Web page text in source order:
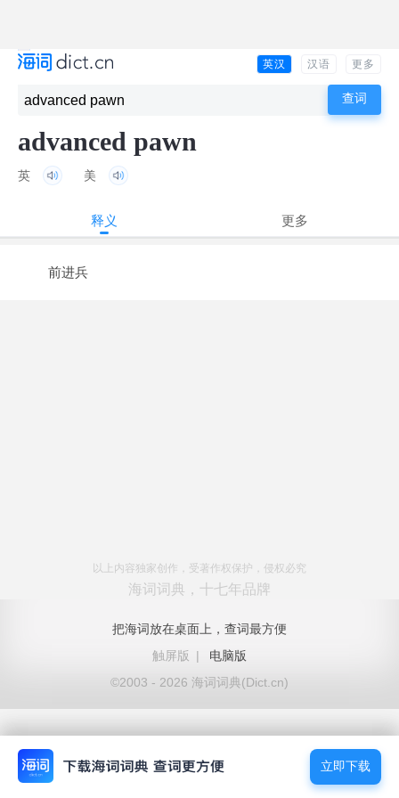
英汉 汉语 更多
advanced pawn
英 美
释义 更多
前进兵
以上内容独家创作，受著作权保护，侵权必究
海词词典，十七年品牌
把海词放在桌面上，查词最方便
触屏版
|
电脑版
©2003 - 2026 海词词典(Dict.cn)
立即下载
立即下载